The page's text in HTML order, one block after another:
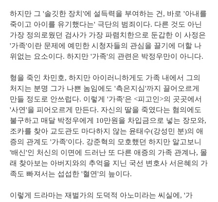
하지만 그 '솔깃한 장치'에 설득력을 부여하는 건, 바로 '아내를
죽이고 아이를 유기했다는' 극단의 범죄이다. 다른 것도 아닌
가장 정의로웠던 검사가 가장 파렴치한으로 둔갑한 이 사정은
'가족'이란 문제에 예민한 시청자들의 관심을 끌기에 더할 나
위없는 요소이다. 하지만 '가족'의 관련은 박정우만이 아니다.
형을 죽인 차민호, 하지만 아이러니하게도 가족 내에서 그의
처지는 분명 그가 나쁜 놈임에도 '측은지심'까지 끌어오르게
만들 정도로 안쓰럽다. 이렇게 '가족'은 <피고인>의 곳곳에서
'사연'을 피어오르게 만든다. 자신의 딸을 죽였다는 혐의에도
불구하고 매달 박정우에게 10만원을 차입금으로 넣는 장모와,
조카를 찾아 교도관도 마다하지 않는 윤태수(강성민 분)의 애
증의 관계도 '가족'이다. 강준혁의 모호했던 하지만 알고보니
'배신'인 처신의 이면에 드러난 또 다른 애증의 가족 관계나, 몰
래 찾아보는 아버지와의 추억을 지닌 국선 변호사 서은혜의 가
족도 빠져서는 섭섭한 '혈연'의 늪이다.
이렇게 드라마는 재벌가의 도덕적 아노미라는 씨실에, '가